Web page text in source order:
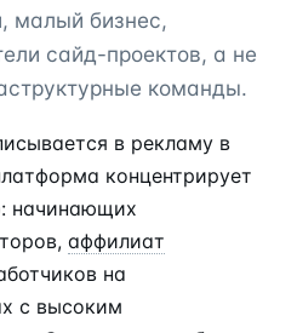
малый бизнес,
сайд-проектов, а не
команды.
в рекламу в
концентрирует
начинающих
аффилиат
на
с высоким